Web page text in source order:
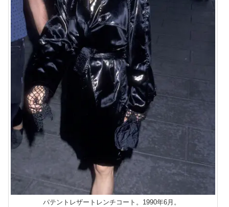
パテントレザートレンチコート。1990年6月。